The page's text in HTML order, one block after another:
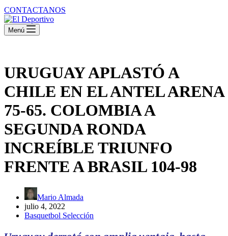
CONTACTANOS
Menú
URUGUAY APLASTÓ A
CHILE EN EL ANTEL ARENA
75-65. COLOMBIA A
SEGUNDA RONDA
INCREÍBLE TRIUNFO
FRENTE A BRASIL 104-98
Mario Almada
julio 4, 2022
Basquetbol Selección